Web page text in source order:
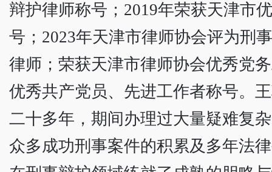
辩护律师称号；2019年荣获天津市
号；2023年天津市律师协会评为刑
律师；荣获天津市律师协会优秀党
优秀共产党员、先进工作者称号。
二十多年，期间办理过大量疑难复
众多成功刑事案件的积累及多年法